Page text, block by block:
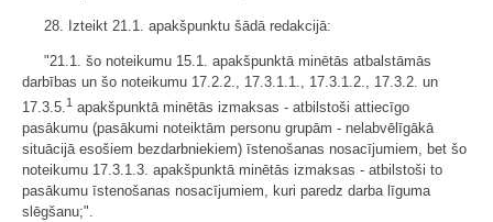
28. Izteikt 21.1. apakšpunktu šādā redakcijā:
"21.1. šo noteikumu 15.1. apakšpunktā minētās atbalstāmās
darbības un šo noteikumu 17.2.2., 17.3.1.1., 17.3.1.2., 17.3.2. un
17.3.5.1 apakšpunktā minētās izmaksas - atbilstoši attiecīgo
pasākumu (pasākumi noteiktām personu grupām - nelabvēlīgākā
situācijā esošiem bezdarbniekiem) īstenošanas nosacījumiem, bet šo
noteikumu 17.3.1.3. apakšpunktā minētās izmaksas - atbilstoši to
pasākumu īstenošanas nosacījumiem, kuri paredz darba līguma
slēgšanu;".